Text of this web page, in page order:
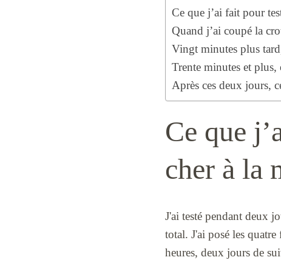
Ce que j’ai fait pour
Quand j’ai coupé la
Vingt minutes plus
Trente minutes et plus,
Après ces deux jours,
Ce que
cher à la
J'ai testé pendant deux
total. J'ai posé les
heures, deux jours de